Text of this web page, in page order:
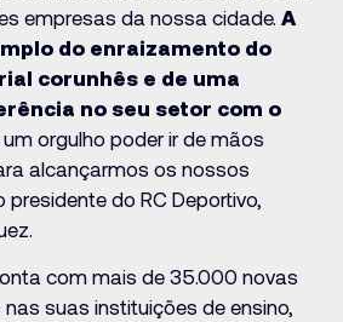
empresas da nossa cidade. A
do enraizamento do
corunhês e de uma
no seu setor com o
um orgulho poder ir de mãos
alcançarmos os nossos
do RC Deportivo,
com mais de 35.000 novas
suas instituições de ensino,